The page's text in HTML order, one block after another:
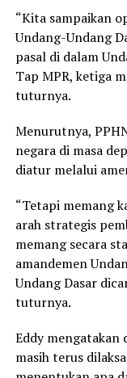
“Kita sampaikan
Undang-Undang
pasal di dalam
Tap MPR, ketiga
tuturnya.
Menurutnya,
negara di masa
diatur melalui
“Tetapi memang
arah strategis
memang secara
amandemen
Undang Dasar
tuturnya.
Eddy mengatakan
masih terus